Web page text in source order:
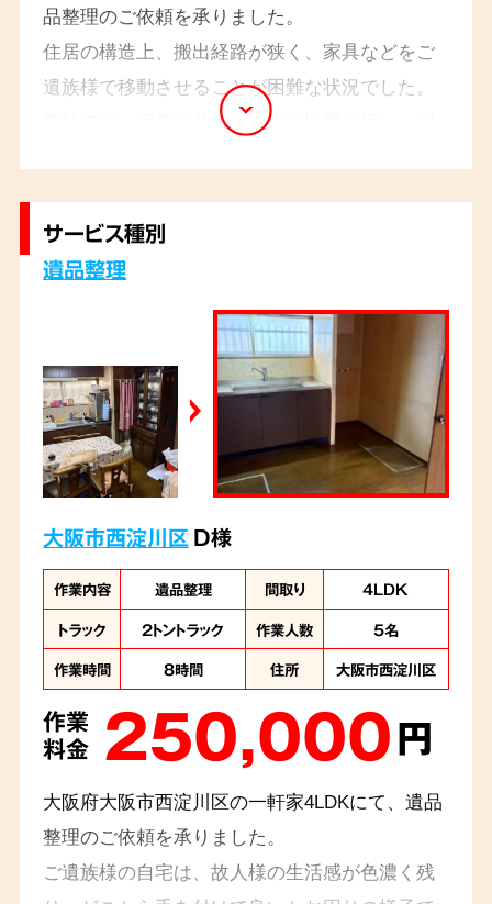
品整理のご依頼を承りました。
住居の構造上、搬出経路が狭く、家具などをご
遺族様で移動させることが困難な状況でした。
弊社では、家具の分解や搬出を慎重に行い、周
いただきました。
サービス種別
遺品整理
大阪市西淀川区D様
作業内容 遺品整理 間取り
4LDK
トラック
2トントラック 作業人数
5名
作業時間
8時間 住所 大阪市西淀川区
作業
料金 250,000円
大阪府大阪市西淀川区の一軒家4LDKにて、遺品
整理のご依頼を承りました。
ご遺族様の自宅は、故人様の生活感が色濃く残